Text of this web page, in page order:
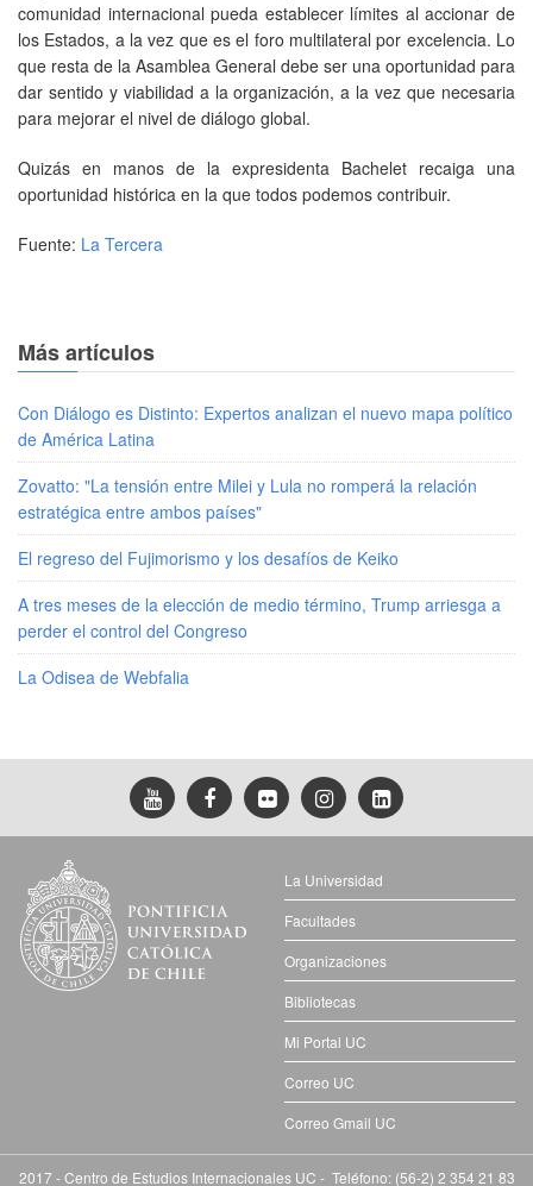
comunidad internacional pueda establecer límites al accionar de
los Estados, a la vez que es el foro multilateral por excelencia. Lo
que resta de la Asamblea General debe ser una oportunidad para
dar sentido y viabilidad a la organización, a la vez que necesaria
para mejorar el nivel de diálogo global.
Quizás en manos de la expresidenta Bachelet recaiga una
oportunidad histórica en la que todos podemos contribuir.
Fuente: La Tercera
Más artículos
Con Diálogo es Distinto: Expertos analizan el nuevo mapa político
de América Latina
Zovatto: "La tensión entre Milei y Lula no romperá la relación
estratégica entre ambos países"
El regreso del Fujimorismo y los desafíos de Keiko
A tres meses de la elección de medio término, Trump arriesga a
perder el control del Congreso
La Odisea de Webfalia
La Universidad
Facultades
Organizaciones
Bibliotecas
Mi Portal UC
Correo UC
Correo Gmail UC
2017 - Centro de Estudios Internacionales UC - Teléfono: (56-2) 2 354 21 83